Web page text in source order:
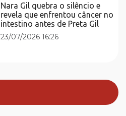
Nara Gil quebra o silêncio e
revela que enfrentou câncer no
intestino antes de Preta Gil
23/07/2026 16:26